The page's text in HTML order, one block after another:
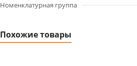
Номенклатурная группа
Похожие товары